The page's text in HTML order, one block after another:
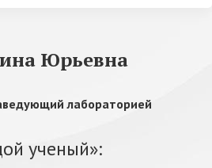
Юрьевна
лабораторией
ученый»: